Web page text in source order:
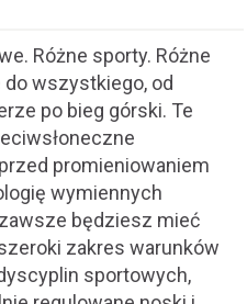
Różne sporty. Różne
wszystkiego, od
po bieg górski. Te
promieniowaniem
wymiennych
będziesz mieć
zakres warunków
sportowych,